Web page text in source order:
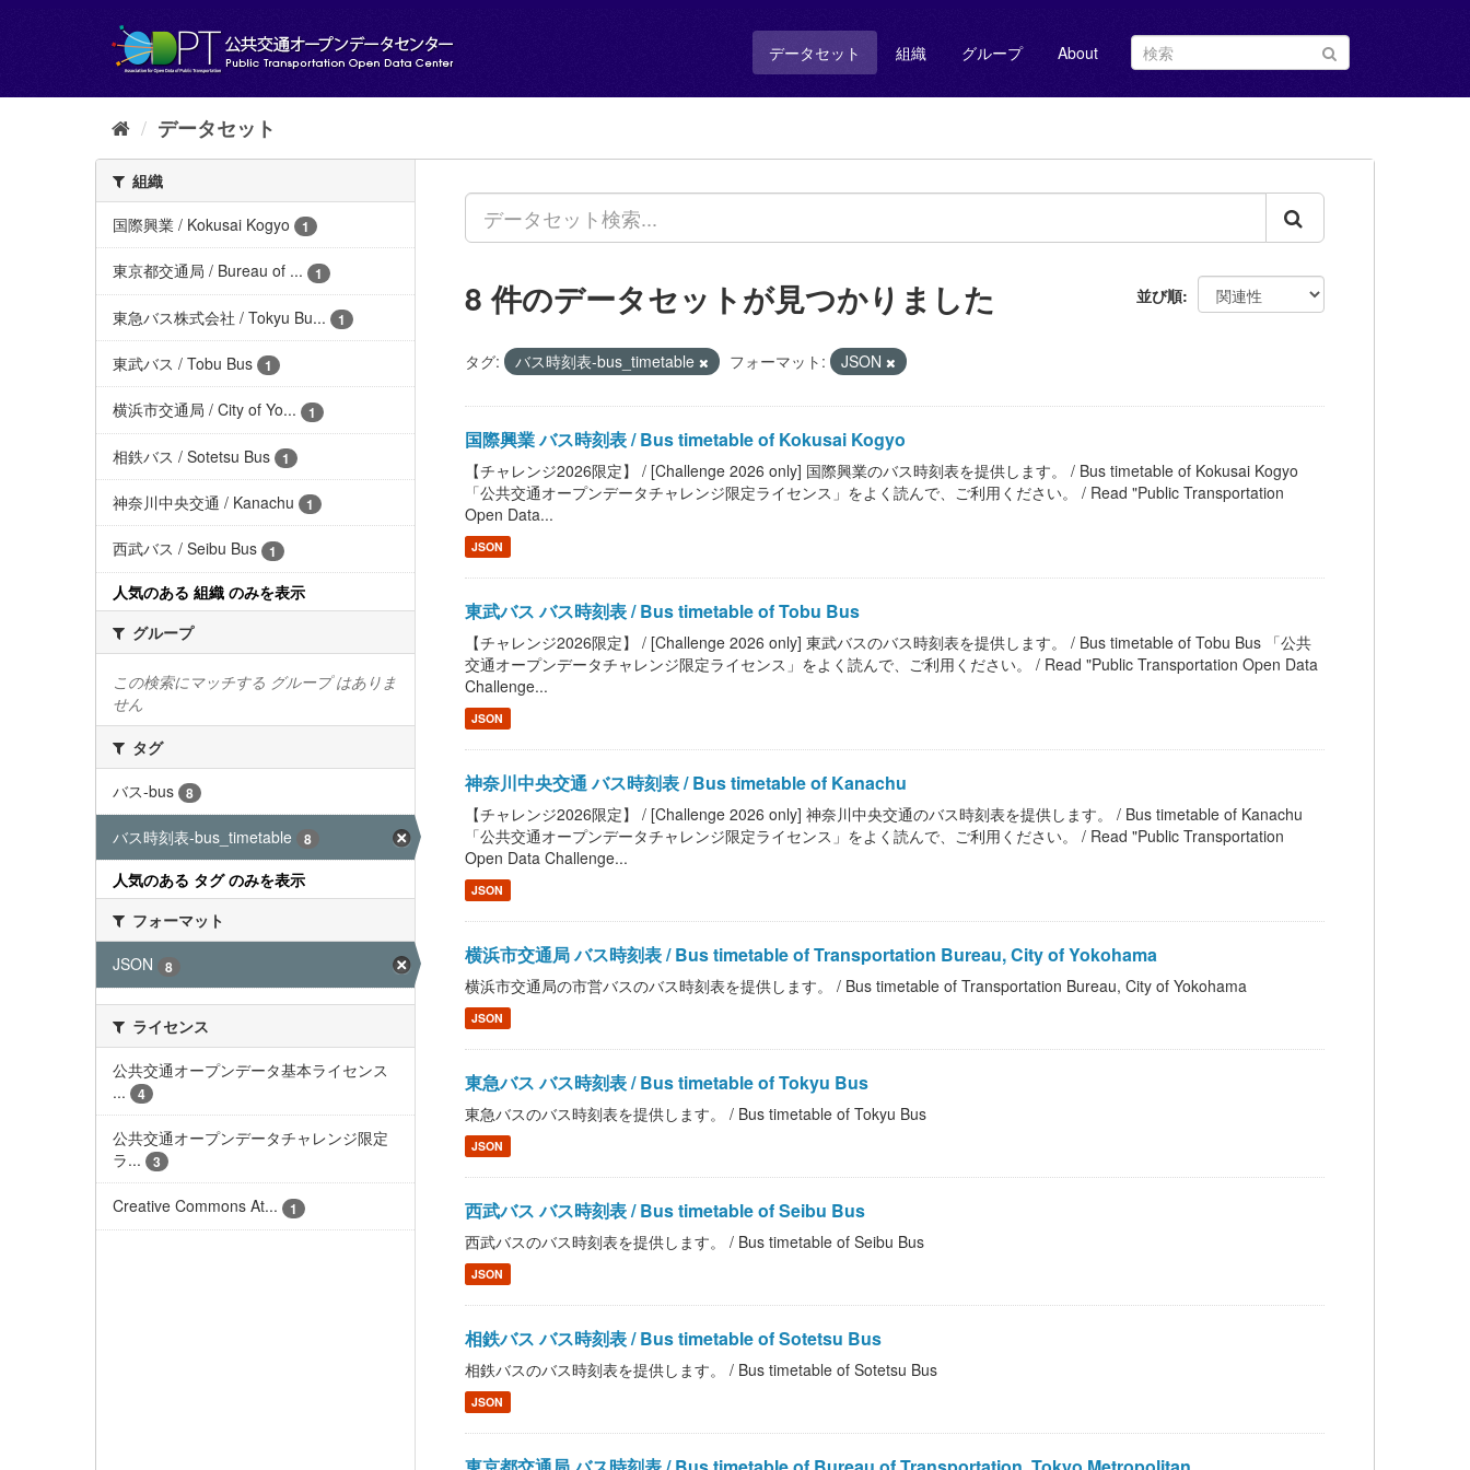
し
データセット 組織 グループ About
データセット
組織
国際興業 / Kokusai Kogyo
1
東京都交通局 / Bureau of ... 1
東急バス株式会社 / Tokyu Bu... 1
東武バス / Tobu Bus 1
横浜市交通局 / City of Yo... 1
相鉄バス / Sotetsu Bus 1
神奈川中央交通 / Kanachu 1
西武バス / Seibu Bus 1
人気のある 組織 のみを表示
グループ
この検索にマッチする グループ はありま
せん
タグ
バス-bus
8
バス時刻表-bus_timetable 8
人気のある タグ のみを表示
フォーマット
JSON
8
ライセンス
公共交通オープンデータ基本ライセンス
...
4
公共交通オープンデータチャレンジ限定
ラ...
3
Creative Commons At... 1
並び順
8 件のデータセットが見つかりました
タグ: バス時刻表-bus_timetable フォーマット: JSON
国際興業 バス時刻表 / Bus timetable of Kokusai Kogyo
【チャレンジ2026限定】 / [Challenge 2026 only] 国際興業のバス時刻表を提供します。 / Bus timetable of Kokusai Kogyo
「公共交通オープンデータチャレンジ限定ライセンス」をよく読んで、ご利用ください。 / Read "Public Transportation
Open Data...
JSON
東武バス バス時刻表 / Bus timetable of Tobu Bus
【チャレンジ2026限定】 / [Challenge 2026 only] 東武バスのバス時刻表を提供します。 / Bus timetable of Tobu Bus 「公共
交通オープンデータチャレンジ限定ライセンス」をよく読んで、ご利用ください。 / Read "Public Transportation Open Data
Challenge...
JSON
神奈川中央交通 バス時刻表 / Bus timetable of Kanachu
【チャレンジ2026限定】 / [Challenge 2026 only] 神奈川中央交通のバス時刻表を提供します。 / Bus timetable of Kanachu
「公共交通オープンデータチャレンジ限定ライセンス」をよく読んで、ご利用ください。 / Read "Public Transportation
Open Data Challenge...
JSON
横浜市交通局 バス時刻表 / Bus timetable of Transportation Bureau, City of Yokohama
横浜市交通局の市営バスのバス時刻表を提供します。 / Bus timetable of Transportation Bureau, City of Yokohama
JSON
東急バス バス時刻表 / Bus timetable of Tokyu Bus
東急バスのバス時刻表を提供します。 / Bus timetable of Tokyu Bus
JSON
西武バス バス時刻表 / Bus timetable of Seibu Bus
西武バスのバス時刻表を提供します。 / Bus timetable of Seibu Bus
JSON
相鉄バス バス時刻表 / Bus timetable of Sotetsu Bus
相鉄バスのバス時刻表を提供します。 / Bus timetable of Sotetsu Bus
JSON